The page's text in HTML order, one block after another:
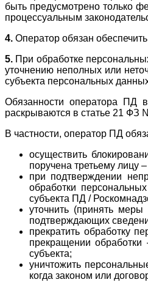
быть предусмотрено только
процессуальным
4. Оператор обязан
5. При обработке
уточнению неполных или
субъекта персональных
Обязанности оператора ПД
раскрываются в статье 21 ФЗ
В частности, оператор ПД
осуществить
поручена третьему лицу
при подтверждении
обработки
субъекта ПД /
уточнить (принять
подтверждающих
прекратить обработку
прекращении
субъекта;
уничтожить
когда законом или